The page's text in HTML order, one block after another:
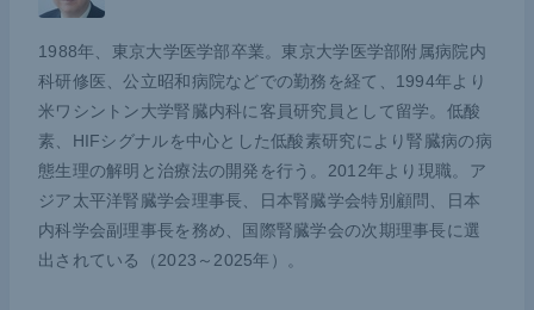
でいる。日本腎臓学会（JSN）と日本医療情報学会
（JAMI）が合同で作成した慢性腎臓病患者包括的デ
ータベース（J-CKD-DB）を活用したリアルワール
ドデータ解析による新たなエビデンス構築がその1
つだ。J-CKD-DBは電子カルテのデータベースで、
厚生労働省電子的診療情報交換推進事業（Standardi
zed Structured Medical Information Exchange：SS-
1988年、東京大学医学部卒業。東京大学医学部附属病院内
科研修医、公立昭和病院などでの勤務を経て、1994年より
米ワシントン大学腎臓内科に客員研究員として留学。低酸
素、HIFシグナルを中心とした低酸素研究により腎臓病の病
態生理の解明と治療法の開発を行う。2012年より現職。ア
ジア太平洋腎臓学会理事長、日本腎臓学会特別顧問、日本
内科学会副理事長を務め、国際腎臓学会の次期理事長に選
出されている（2023～2025年）。